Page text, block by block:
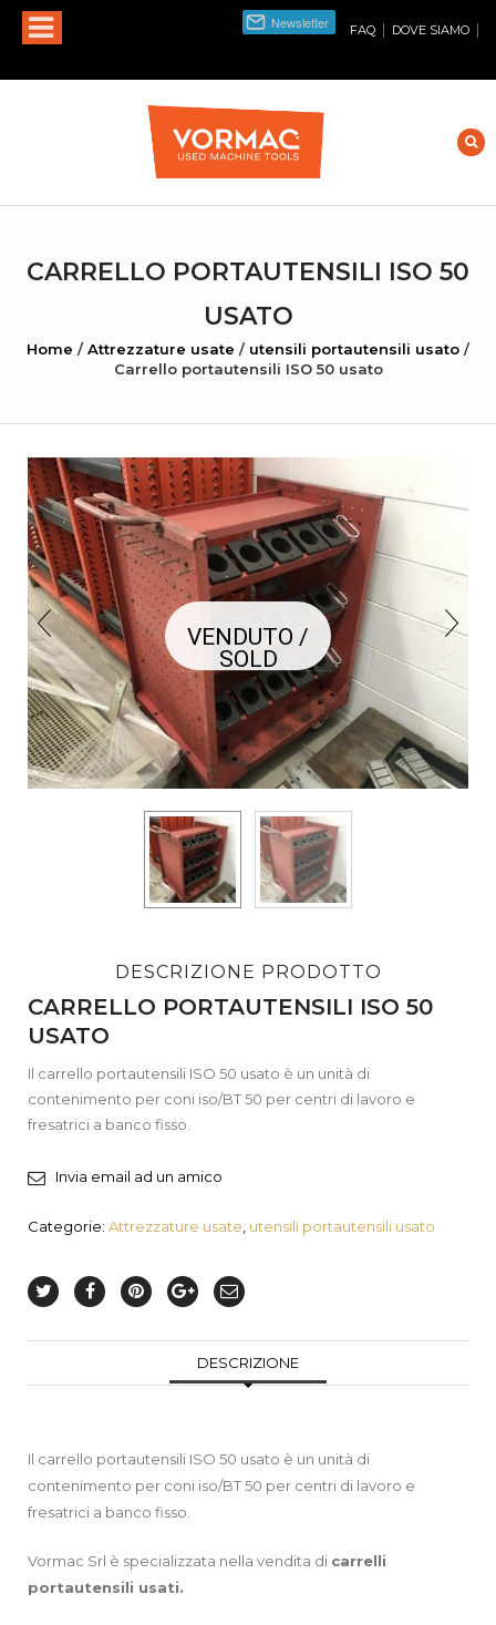
FAQ | DOVE SIAMO |
CARRELLO PORTAUTENSILI ISO 50
USATO
Home / Attrezzature usate / utensili portautensili usato /
Carrello portautensili ISO 50 usato
VENDUTO /
SOLD
DESCRIZIONE PRODOTTO
CARRELLO PORTAUTENSILI ISO 50
USATO
Il carrello portautensili ISO 50 usato è un unità di
contenimento per coni iso/BT 50 per centri di lavoro e
fresatrici a banco fisso.
Invia email ad un amico
Categorie: Attrezzature usate utensili portautensili usato
DESCRIZIONE
Il carrello portautensili ISO 50 usato è un unità di
contenimento per coni iso/BT 50 per centri di lavoro e
fresatrici a banco fisso.
Vormac Srl è specializzata nella vendita di carrelli
portautensili usati.